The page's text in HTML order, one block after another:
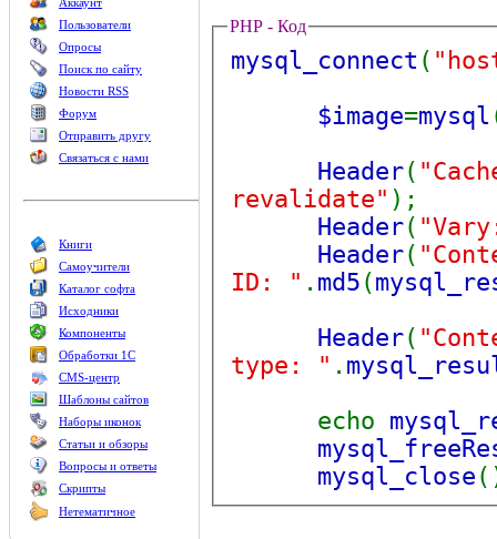
Пользователи
Опросы
Поиск по сайту
Новости RSS
Форум
Отправить другу
Связаться с нами
Книги
Самоучители
Каталог софта
Исходники
Компоненты
Обработки 1С
CMS-центр
Шаблоны сайтов
Наборы иконок
Статьи и обзоры
Вопросы и ответы
Скрипты
Нетематичное
PHP - Код
mysql_connect (
$image=mysql
Header(
revalidate" );
Header(
Header(
ID: " . md5 (
Header(
type: " .
echo
mysql_close